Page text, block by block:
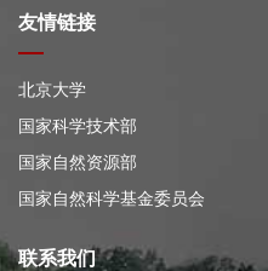
友情链接
北京大学
国家科学技术部
国家自然资源部
国家自然科学基金委员会
联系我们